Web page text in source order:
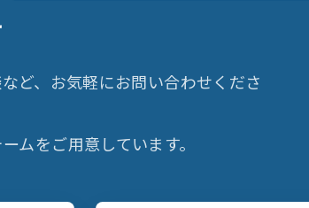
ど、お気軽にお問い合わせくださ
ムをご用意しています。